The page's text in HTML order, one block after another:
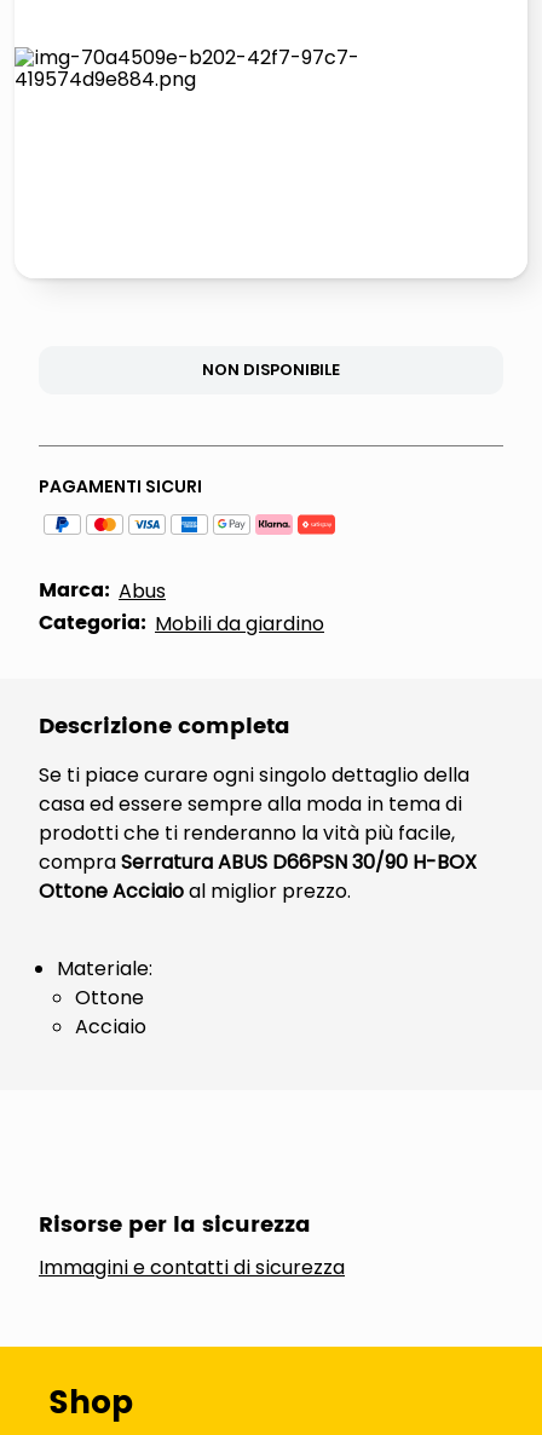
elenco telefonico
pattumiera raccolta differenziata
NON DISPONIBILE
PAGAMENTI SICURI
Marca: Abus
Categoria: Mobili da giardino
Descrizione completa
Se ti piace curare ogni singolo dettaglio della
casa ed essere sempre alla moda in tema di
prodotti che ti renderanno la vità più facile,
compraSerratura ABUS D66PSN 30/90 H-BOX
Ottone Acciaioal miglior prezzo.
Materiale:
Ottone
Acciaio
Risorse per la sicurezza
Immagini e contatti di sicurezza
Shop